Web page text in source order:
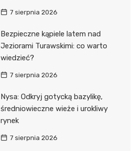
7 sierpnia 2026
Bezpieczne kąpiele latem nad
Jeziorami Turawskimi: co warto
wiedzieć?
7 sierpnia 2026
Nysa: Odkryj gotycką bazylikę,
średniowieczne wieże i urokliwy
rynek
7 sierpnia 2026